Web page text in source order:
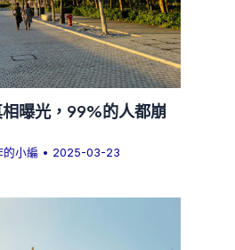
曝光，99%的人都崩
的小編 • 2025-03-23